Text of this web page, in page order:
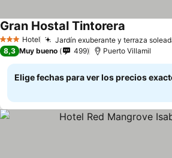
3 Estrellas
Hotel Jardín exuberante y terraza
Gran Hostal Tintorera
8,3 Muy bueno 499 Puerto Villamil
Elige fechas para ver los precios